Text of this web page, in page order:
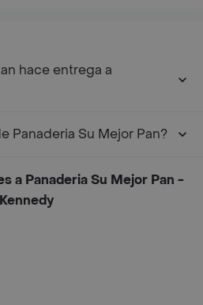
hace entrega a
Panaderia Su Mejor Pan?
a Panaderia Su Mejor Pan -
Kennedy